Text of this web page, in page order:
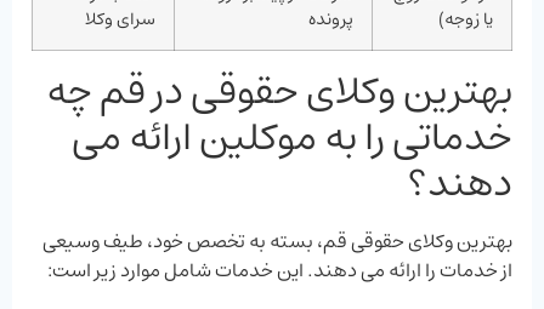
یا زوجه)
پرونده
سرای وکلا
بهترین وکلای حقوقی در قم چه
خدماتی را به موکلین ارائه می
‌دهند؟
بهترین وکلای حقوقی قم، بسته به تخصص خود، طیف وسیعی
از خدمات را ارائه می ‌دهند. این خدمات شامل موارد زیر است: